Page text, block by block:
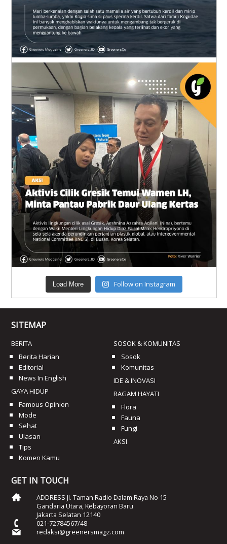
Load More Follow on Instagram
SITEMAP
BERITA
Berita Harian
Editorial
News In English
GAYA HIDUP
Famous Opinion
Mode
Sehat
Ulasan
Tips
Komen Kamu
SOSOK & KOMUNITAS
Sosok
Komunitas
IDE & INOVASI
RAGAM HAYATI
Flora
Fauna
Fungi
AKSI
GET IN TOUCH
ADDRESS Jl. Taman Radio Dalam Raya No 15
Gandaria Utara, Kebayoran Baru
Jakarta Selatan 12140
021-72784567/48
redaksi@greenersmagz.com